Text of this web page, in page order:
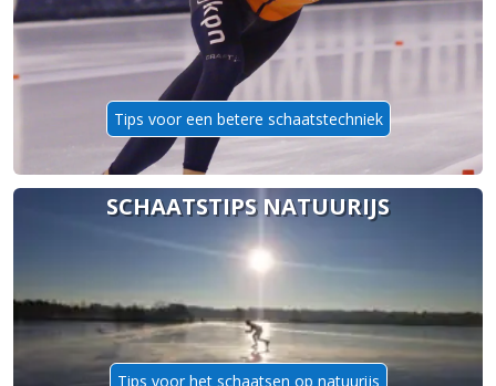
Tips voor een betere schaatstechniek
SCHAATSTIPS NATUURIJS
Tips voor het schaatsen op natuurijs